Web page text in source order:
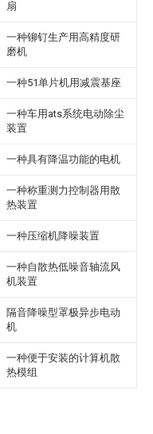
扇
一种铆钉生产用高精度研
磨机
一种51单片机用减震基座
一种车用ats系统电动除尘
装置
一种具有降温功能的电机
一种称重测力控制器用散
热装置
一种压缩机降噪装置
一种自散热低噪音轴流风
机装置
隔音降噪型罩极异步电动
机
一种便于安装的计算机散
热模组